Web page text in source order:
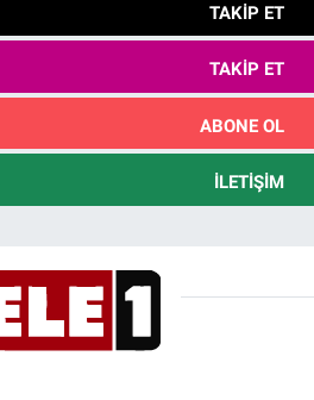
TAKIP ET
TAKIP ET
ABONE OL
İLETIŞIM